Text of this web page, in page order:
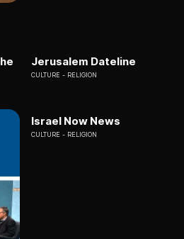
Jerusalem Dateline
CULTURE RELIGION
Israel Now News
CULTURE RELIGION